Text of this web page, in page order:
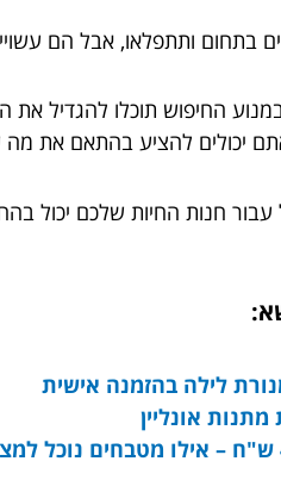
בתחום ותתפלאו, אבל הם
החיפוש תוכלו להגדיל את
יכולים להציע בהתאם את
עבור חנות החיות שלכם
לילה בהזמנה אישית
אונליין